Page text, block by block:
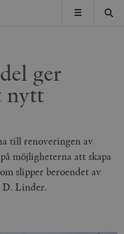
MENY
ger
nytt
till renoveringen av
möjligheterna att skapa
slipper beroendet av
D. Linder.